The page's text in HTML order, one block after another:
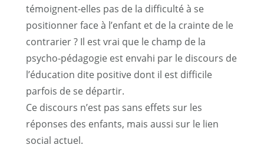
témoignent-elles pas de la difficulté à se
positionner face à l’enfant et de la crainte de le
contrarier ? Il est vrai que le champ de la
psycho-pédagogie est envahi par le discours de
l’éducation dite positive dont il est difficile
parfois de se départir.
Ce discours n’est pas sans effets sur les
réponses des enfants, mais aussi sur le lien
social actuel.